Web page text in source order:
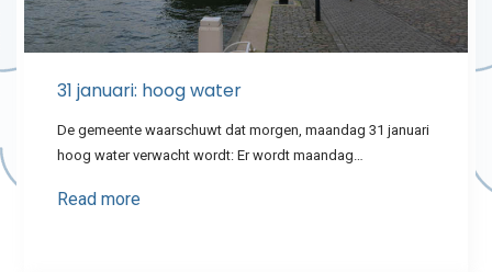
31 januari: hoog water
De gemeente waarschuwt dat morgen, maandag 31 januari
hoog water verwacht wordt: Er wordt maandag…
Read more